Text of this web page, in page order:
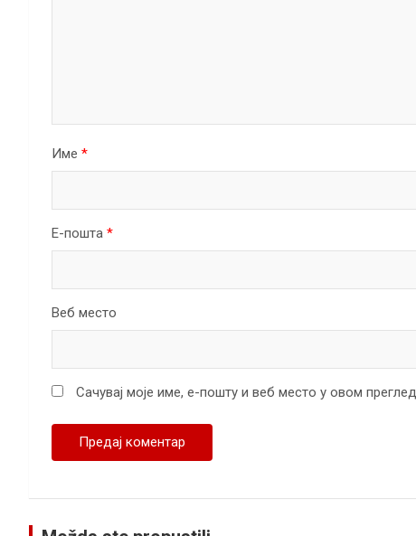
Име *
Е-пошта *
Веб место
Сачувај моје име, е-пошту и веб место у овом